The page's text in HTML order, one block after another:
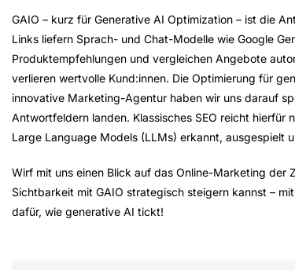
GAIO – kurz für Generative AI Optimization – ist die
Links liefern Sprach- und Chat-Modelle wie Google
Produktempfehlungen und vergleichen Angebote
verlieren wertvolle Kund:innen. Die Optimierung für
innovative Marketing-Agentur haben wir uns darauf
Antwortfeldern landen. Klassisches SEO reicht hierfür
Large Language Models (LLMs) erkannt, ausgespielt
Wirf mit uns einen Blick auf das Online-Marketing der
Sichtbarkeit mit GAIO strategisch steigern kannst –
dafür, wie generative AI tickt!